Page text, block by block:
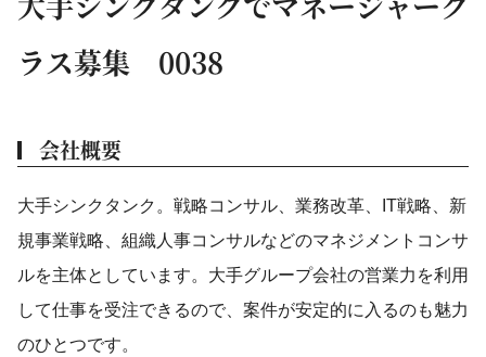
ラス募集 0038
会社概要
大手シンクタンク。戦略コンサル、業務改革、IT戦略、新
規事業戦略、組織人事コンサルなどのマネジメントコンサ
ルを主体としています。大手グループ会社の営業力を利用
して仕事を受注できるので、案件が安定的に入るのも魅力
のひとつです。